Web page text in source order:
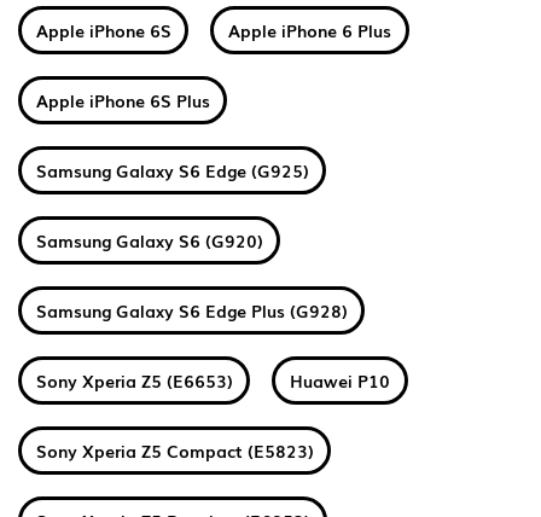
Apple iPhone 6S Apple iPhone 6 Plus
Apple iPhone 6S Plus
Samsung Galaxy S6 Edge (G925)
Samsung Galaxy S6 (G920)
Samsung Galaxy S6 Edge Plus (G928)
Sony Xperia Z5 (E6653) Huawei P10
Sony Xperia Z5 Compact (E5823)